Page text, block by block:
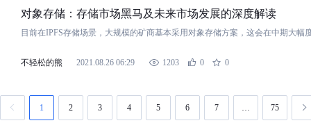
对象存储 ： 存储市场黑马及未来市场发展的深度解读
目前在IPFS存储场景，大规模的矿商基本采用对象存储方案，这会在中期大幅
不轻松的熊 2021.08.26 06:29 1203 0 0
1 2 3 4 5 6 7 … 75